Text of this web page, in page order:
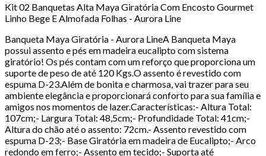
Kit 02 Banquetas Alta Maya Giratória Com Encosto Gourmet
Linho Bege E Almofada Folhas - Aurora Line
Banqueta Maya Giratória - Aurora LineA Banqueta Maya
possui assento e pés em madeira eucalipto com sistema
giratório! Os pés contam com um reforço que proporciona um
suporte de peso de até 120 Kgs.O assento é revestido com
espuma D-23.Além de bonita e charmosa, vai trazer para seu
ambiente elegância e proporcionará conforto para sua família e
amigos nos momentos de lazer.Características:- Altura Total:
107cm;- Largura Total: 48,5cm;- Profundidade Total: 41cm;-
Altura do chão até o assento: 72cm.- Assento revestido com
espuma D-23;- Base Giratória em madeira de Eucalipto;- Arco
redondo em ferro;- Assento em tecido;- Suporta até